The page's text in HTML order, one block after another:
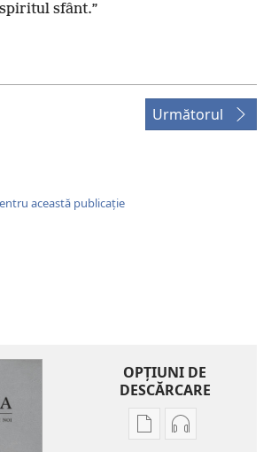
sfânt.”
Următorul
această publicație
OPŢIUNI DE
DESCĂRCARE
OpțiuniOpțiuni